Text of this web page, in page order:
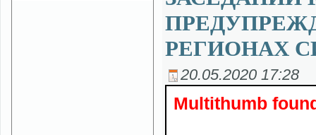
РЕГИОНАХ
20.05.2020 17:28
Multithumb